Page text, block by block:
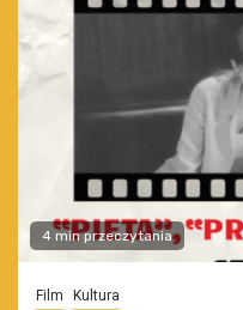
4 min przeczytania
Film Kultura